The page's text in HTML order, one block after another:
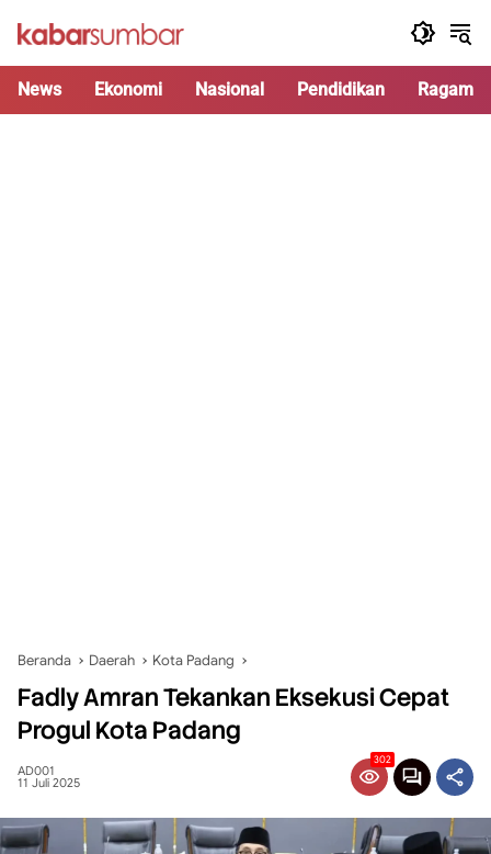
News Ekonomi Nasional Pendidikan Ragam
Beranda Daerah Kota Padang
Fadly Amran Tekankan Eksekusi Cepat
Progul Kota Padang
AD001
11 Juli 2025
302